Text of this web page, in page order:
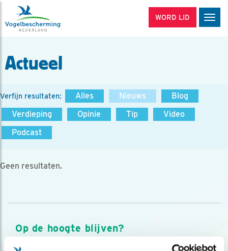
WORD LID
Actueel
Verfijn resultaten: Alles Nieuws
Blog
Verdieping
Opinie Tip
Video
Podcast
Geen resultaten.
Op de hoogte blijven?
Meld je aan en ontvang nieuws, inspiratie, acties en tips